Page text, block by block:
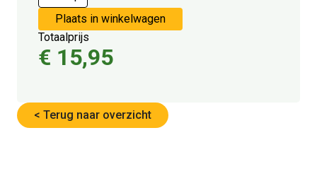
Totaalprijs
€ 15,95
< Terug naar overzicht